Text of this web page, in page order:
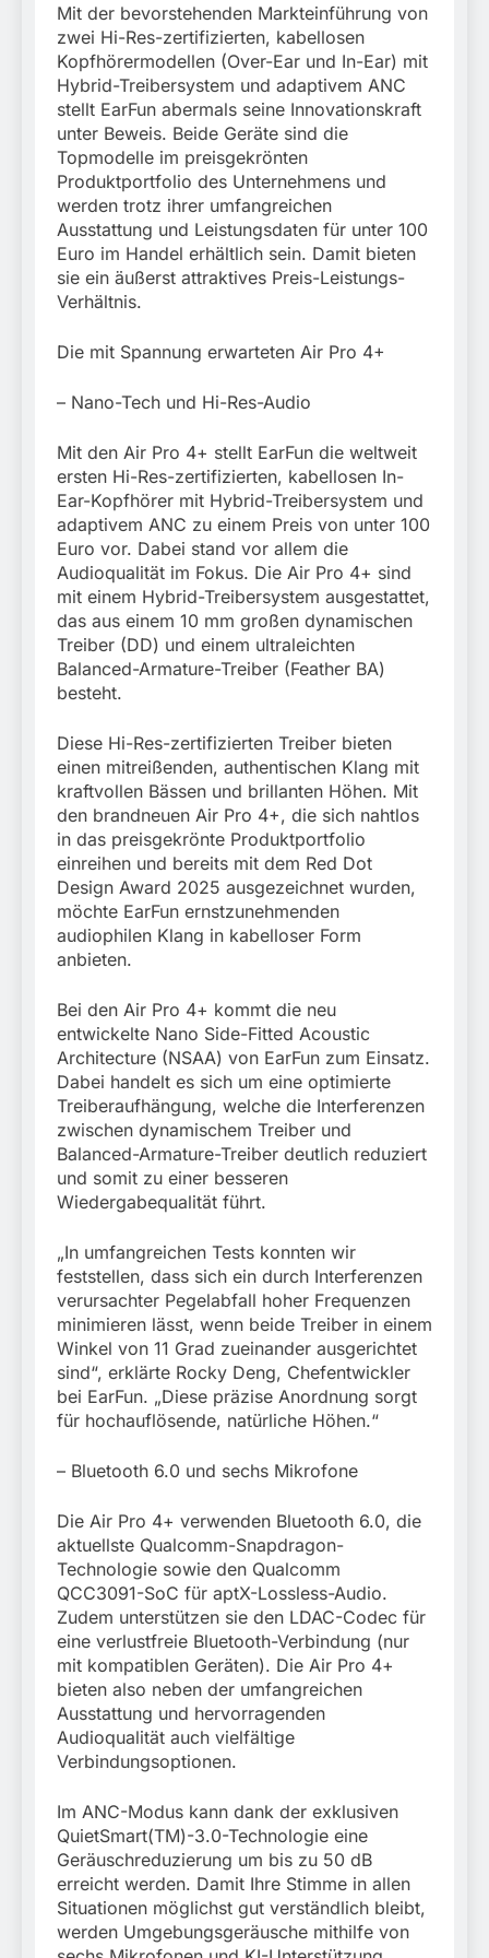
verletzt
Bahngebäude
(Sendling)
5. August 2026
Mit der bevorstehenden Markteinführung von
zwei Hi-Res-zertifizierten, kabellosen
Kopfhörermodellen (Over-Ear und In-Ear) mit
Hybrid-Treibersystem und adaptivem ANC
stellt EarFun abermals seine Innovationskraft
unter Beweis. Beide Geräte sind die
Topmodelle im preisgekrönten
Produktportfolio des Unternehmens und
werden trotz ihrer umfangreichen
Ausstattung und Leistungsdaten für unter 100
Euro im Handel erhältlich sein. Damit bieten
sie ein äußerst attraktives Preis-Leistungs-
Verhältnis.
Die mit Spannung erwarteten Air Pro 4+
– Nano-Tech und Hi-Res-Audio
Mit den Air Pro 4+ stellt EarFun die weltweit
ersten Hi-Res-zertifizierten, kabellosen In-
Ear-Kopfhörer mit Hybrid-Treibersystem und
adaptivem ANC zu einem Preis von unter 100
Euro vor. Dabei stand vor allem die
Audioqualität im Fokus. Die Air Pro 4+ sind
mit einem Hybrid-Treibersystem ausgestattet,
das aus einem 10 mm großen dynamischen
Treiber (DD) und einem ultraleichten
Balanced-Armature-Treiber (Feather BA)
besteht.
Diese Hi-Res-zertifizierten Treiber bieten
einen mitreißenden, authentischen Klang mit
kraftvollen Bässen und brillanten Höhen. Mit
den brandneuen Air Pro 4+, die sich nahtlos
in das preisgekrönte Produktportfolio
einreihen und bereits mit dem Red Dot
Design Award 2025 ausgezeichnet wurden,
möchte EarFun ernstzunehmenden
audiophilen Klang in kabelloser Form
anbieten.
Bei den Air Pro 4+ kommt die neu
entwickelte Nano Side-Fitted Acoustic
Architecture (NSAA) von EarFun zum Einsatz.
Dabei handelt es sich um eine optimierte
Treiberaufhängung, welche die Interferenzen
zwischen dynamischem Treiber und
Balanced-Armature-Treiber deutlich reduziert
und somit zu einer besseren
Wiedergabequalität führt.
„In umfangreichen Tests konnten wir
feststellen, dass sich ein durch Interferenzen
verursachter Pegelabfall hoher Frequenzen
minimieren lässt, wenn beide Treiber in einem
Winkel von 11 Grad zueinander ausgerichtet
sind“, erklärte Rocky Deng, Chefentwickler
bei EarFun. „Diese präzise Anordnung sorgt
für hochauflösende, natürliche Höhen.“
– Bluetooth 6.0 und sechs Mikrofone
Die Air Pro 4+ verwenden Bluetooth 6.0, die
aktuellste Qualcomm-Snapdragon-
Technologie sowie den Qualcomm
QCC3091-SoC für aptX-Lossless-Audio.
Zudem unterstützen sie den LDAC-Codec für
eine verlustfreie Bluetooth-Verbindung (nur
mit kompatiblen Geräten). Die Air Pro 4+
bieten also neben der umfangreichen
Ausstattung und hervorragenden
Audioqualität auch vielfältige
Verbindungsoptionen.
Im ANC-Modus kann dank der exklusiven
QuietSmart(TM)-3.0-Technologie eine
Geräuschreduzierung um bis zu 50 dB
erreicht werden. Damit Ihre Stimme in allen
Situationen möglichst gut verständlich bleibt,
werden Umgebungsgeräusche mithilfe von